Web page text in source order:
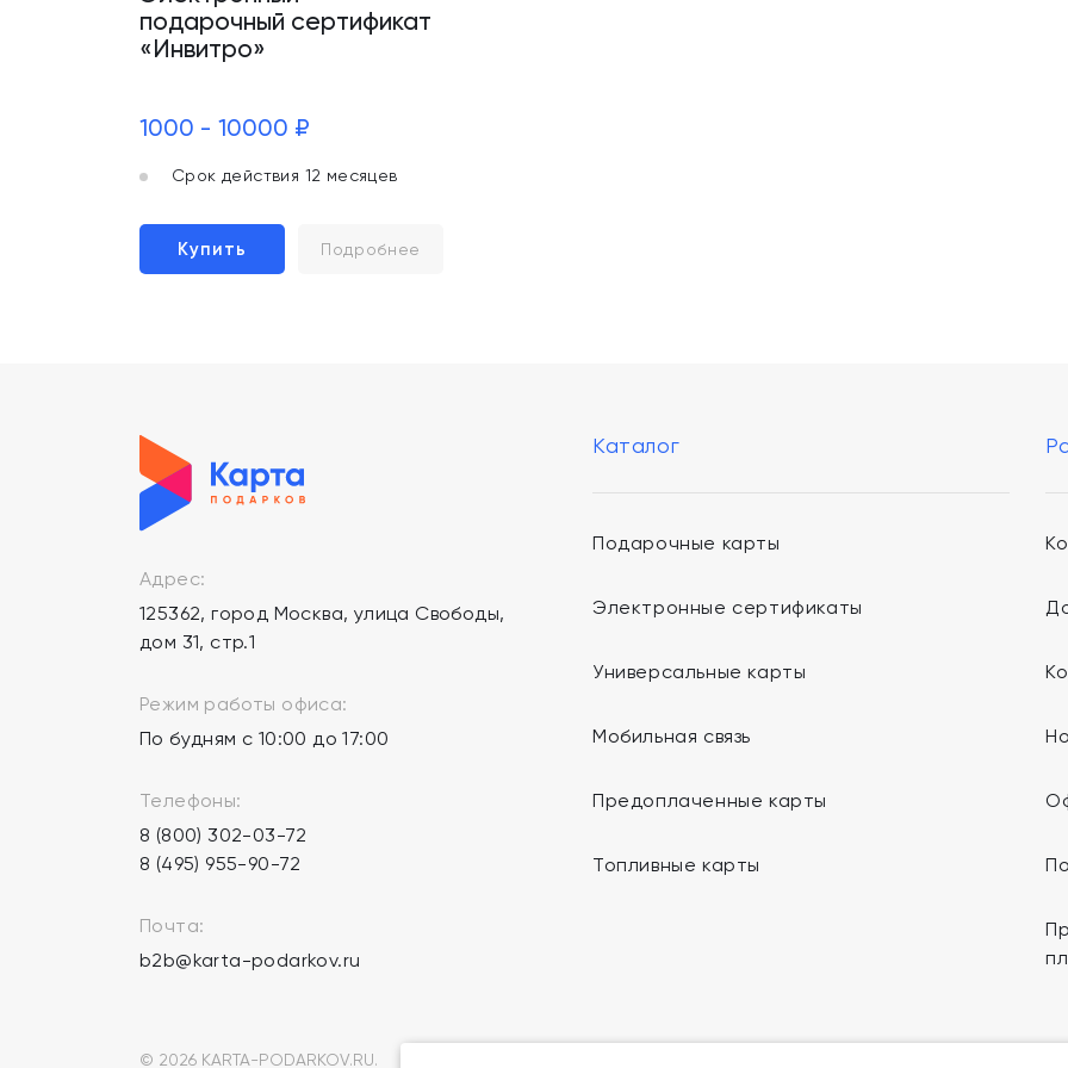
подарочный сертификат
«Инвитро»
1000 - 10000 ₽
Срок действия 12 месяцев
Купить Подробнее
Адрес:
125362, город Москва, улица Свободы,
дом 31, стр.1
Режим работы офиса:
По будням с 10:00 до 17:00
Телефоны:
8 (800) 302-03-72
8 (495) 955-90-72
Почта:
b2b@karta-podarkov.ru
Каталог
Подарочные карты
Электронные сертификаты
Универсальные карты
Мобильная связь
Предоплаченные карты
Топливные карты
© 2026 KARTA-PODARKOV.RU.